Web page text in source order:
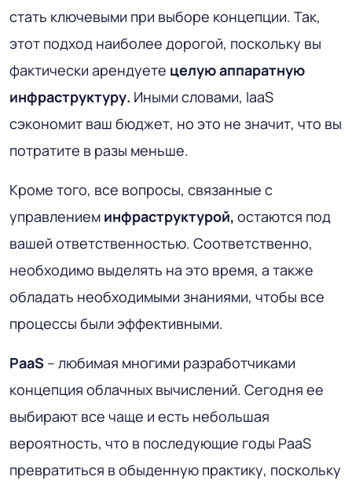
стать ключевыми при выборе концепции. Так,
этот подход наиболее дорогой, поскольку вы
фактически арендуете целую аппаратную
инфраструктуру. Иными словами, IaaS
сэкономит ваш бюджет, но это не значит, что вы
потратите в разы меньше.
Кроме того, все вопросы, связанные с
управлением инфраструктурой, остаются под
вашей ответственностью. Соответственно,
необходимо выделять на это время, а также
обладать необходимыми знаниями, чтобы все
процессы были эффективными.
PaaS – любимая многими разработчиками
концепция облачных вычислений. Сегодня ее
выбирают все чаще и есть небольшая
вероятность, что в последующие годы PaaS
превратиться в обыденную практику, поскольку